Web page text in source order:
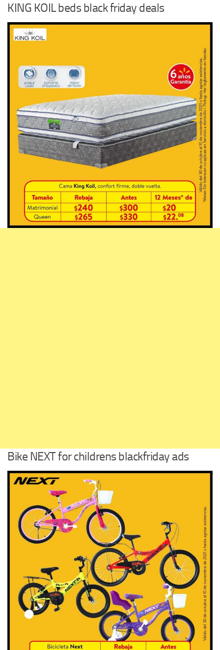
KING KOIL beds black friday deals
Bike NEXT for childrens blackfriday ads